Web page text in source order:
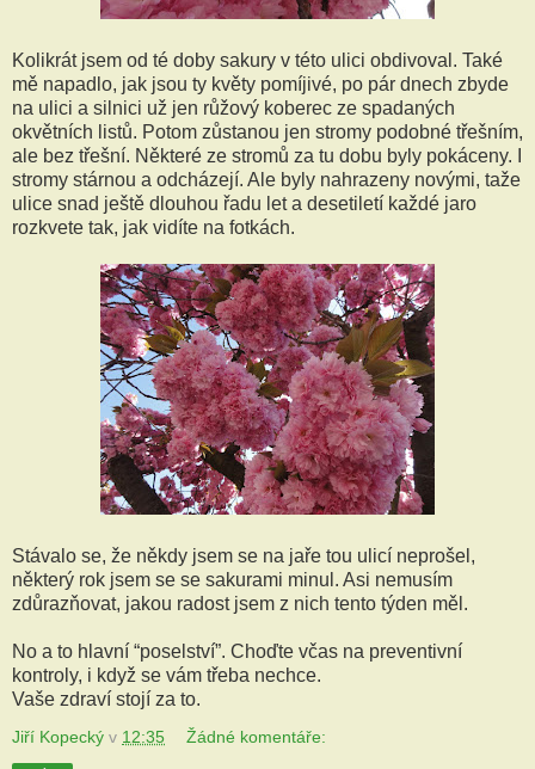
Kolikrát jsem od té doby sakury v této ulici obdivoval. Také
mě napadlo, jak jsou ty květy pomíjivé, po pár dnech zbyde
na ulici a silnici už jen růžový koberec ze spadaných
okvětních listů. Potom zůstanou jen stromy podobné třešním,
ale bez třešní. Některé ze stromů za tu dobu byly pokáceny. I
stromy stárnou a odcházejí. Ale byly nahrazeny novými, taže
ulice snad ještě dlouhou řadu let a desetiletí každé jaro
rozkvete tak, jak vidíte na fotkách.
Stávalo se, že někdy jsem se na jaře tou ulicí neprošel,
některý rok jsem se se sakurami minul. Asi nemusím
zdůrazňovat, jakou radost jsem z nich tento týden měl.
No a to hlavní “poselství”. Choďte včas na preventivní
kontroly, i když se vám třeba nechce.
Vaše zdraví stojí za to.
Jiří Kopecký v 12:35 Žádné komentáře: